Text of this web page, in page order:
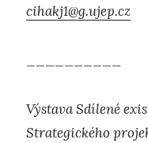
cihakj1@g.ujep.cz
Výstava Sdílené
Strategického